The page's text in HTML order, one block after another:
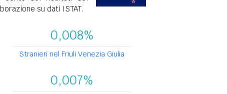
su dati ISTAT.
0,008%
Stranieri nel Friuli Venezia Giulia
0,007%